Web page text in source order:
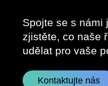
Spojte se s námi
zjistěte, co naše
udělat pro vaše
Kontaktujte nás